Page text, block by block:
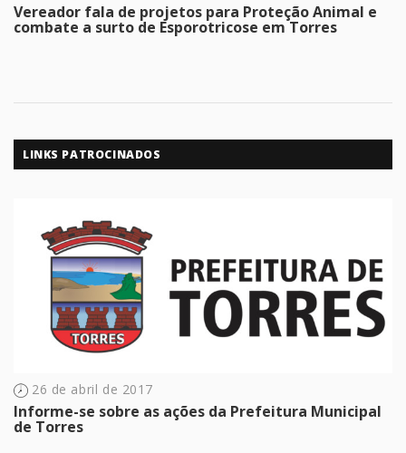
Vereador fala de projetos para Proteção Animal e
combate a surto de Esporotricose em Torres
LINKS PATROCINADOS
26 de abril de 2017
Informe-se sobre as ações da Prefeitura Municipal
de Torres